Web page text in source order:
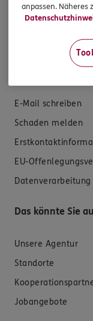
Versicherungen
Versicherungen
E-Mail schreiben
Schaden melden
EU-
Datenverarbeitung
Das könnte Sie
Unsere Agentur
Standorte
Jobangebote
anpassen. Näheres